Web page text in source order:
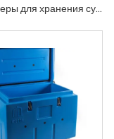
Контейнеры для хранения сухого льда в пластиковом холодильнике